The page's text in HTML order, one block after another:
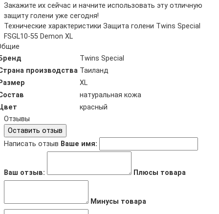
Закажите их сейчас и начните использовать эту отличную
защиту голени уже сегодня!
Технические характеристики Защита голени Twins Special
FSGL10-55 Demon XL
Twins Special
производства Таиланд
XL
натуральная кожа
красный
Отзывы
Оставить отзыв
Написать отзыв Ваше имя:
Ваш отзыв: Плюсы товара
Минусы товара